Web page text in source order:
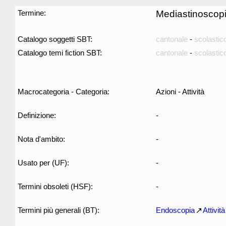
Termine:
Catalogo soggetti SBT: cantonale -
Catalogo temi fiction SBT:
cantonale -
Macrocategoria - Categoria: Azioni - Attività
Definizione: -
Nota d'ambito: -
Usato per (UF): -
Termini obsoleti (HSF): -
Termini più generali (BT): Endoscopia Attività